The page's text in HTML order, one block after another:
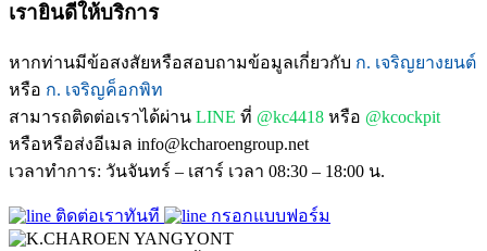
เรายินดีให้บริการ
หากท่านมีข้อสงสัยหรือสอบถามข้อมูลเกี่ยวกับ ก. เจริญยางยนต์
หรือ ก. เจริญค็อกพิท
สามารถติดต่อเราได้ผ่าน LINE ที่ @kc4418 หรือ @kcockpit
หรือหรือส่งอีเมล info@kcharoengroup.net
เวลาทำการ: วันจันทร์ – เสาร์ เวลา 08:30 – 18:00 น.
ติดต่อเราทันที กรอกแบบฟอร์ม